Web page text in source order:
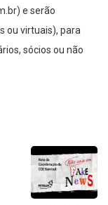
e serão
ou virtuais), para
sócios ou não